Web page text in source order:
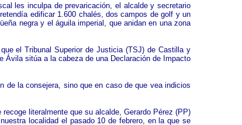
les inculpa de prevaricación, el alcalde y secretario
edificar 1.600 chalés, dos campos de golf y un
negra y el águila imperial, que anidan en una zona
el Tribunal Superior de Justicia (TSJ) de Castilla y
Ávila sitúa a la cabeza de una Declaración de Impacto
de la consejera, sino que en caso de que vea indicios
literalmente que su alcalde, Gerardo Pérez (PP)
localidad el pasado 10 de febrero, en la que se